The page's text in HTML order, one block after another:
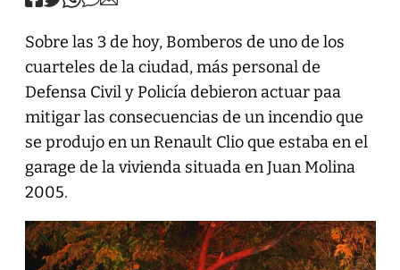
Sobre las 3 de hoy, Bomberos de uno de los
cuarteles de la ciudad, más personal de
Defensa Civil y Policía debieron actuar paa
mitigar las consecuencias de un incendio que
se produjo en un Renault Clio que estaba en el
garage de la vivienda situada en Juan Molina
2005.